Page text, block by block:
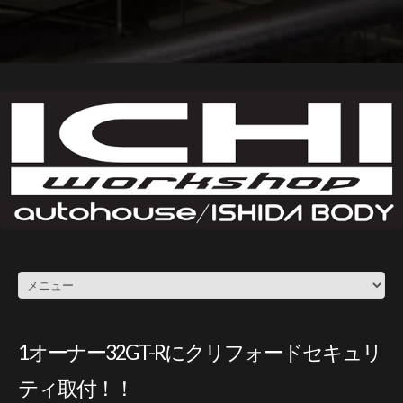
1オーナー32GT-Rにクリフォードセキュリ
ティ取付！！